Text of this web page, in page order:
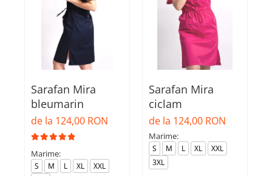
Sarafan Mira
bleumarin
de la 124,00 RON
Marime:
S M L XL
XXL
Sarafan Mira
ciclam
de la 124,00 RON
Marime:
S M L XL
XXL
3XL